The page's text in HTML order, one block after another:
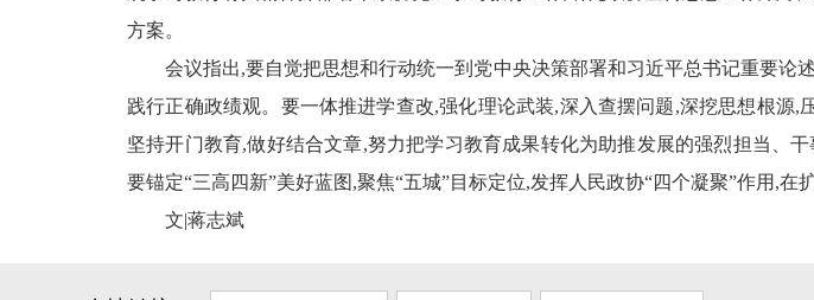
方案。
会议指出,要自觉把思想和行动统一到党中央决策部署和习近平总书记重要
践行正确政绩观。要一体推进学查改,强化理论武装,深入查摆问题,深挖思想根
坚持开门教育,做好结合文章,努力把学习教育成果转化为助推发展的强烈担当、
要锚定“三高四新”美好蓝图,聚焦“五城”目标定位,发挥人民政协“四个凝聚”作用,
文|蒋志斌